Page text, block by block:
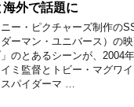
海外で話題に
ニー・ピクチャーズ制作の
ーマン・ユニバース）の
のとあるシーンが、2004
ミ監督とトビー・マグワ
スパイダーマ …